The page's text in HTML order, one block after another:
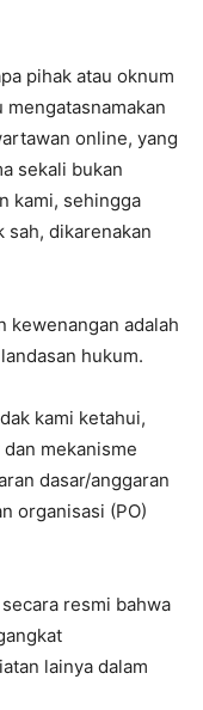
pihak atau oknum
online, yang
sekali bukan
kami, sehingga
sah, dikarenakan
kewenangan adalah
hukum.
kami ketahui,
mekanisme
dasar/anggaran
organisasi (PO)
resmi bahwa
lainya dalam